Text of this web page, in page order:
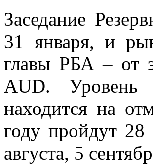
Заседание
31 января, и
главы РБА – от
AUD. Уровень
находится на
году пройдут
августа, 5